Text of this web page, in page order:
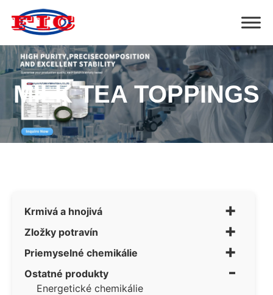
MILK TEA TOPPINGS
Krmivá a hnojivá +
Zložky potravín +
Priemyselné chemikálie +
Ostatné produkty -
Energetické chemikálie